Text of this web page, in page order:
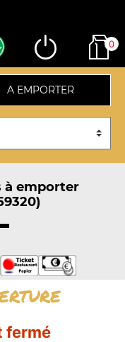
0
A EMPORTER
à emporter
fermé